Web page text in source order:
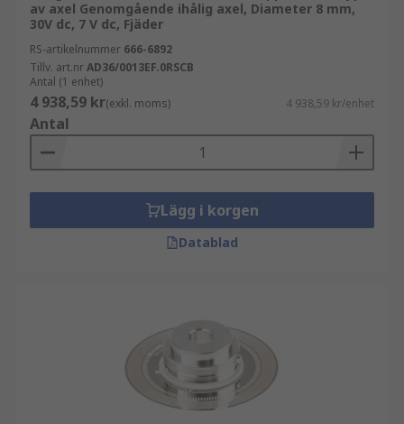
av axel Genomgående ihålig axel, Diameter 8 mm,
30V dc, 7 V dc, Fjäder
RS-artikelnummer 666-6892
Tillv. art.nrAD36/0013EF.0RSCB
Antal (1 enhet)
4 938,59 kr(exkl. moms) 4 938,59 kr/enhet
Antal
Lägg i korgen
Datablad